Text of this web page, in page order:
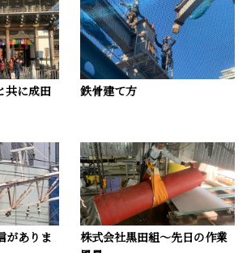
共に成田
鉄骨建て方
がありま
株式会社黒田組～先日の作業